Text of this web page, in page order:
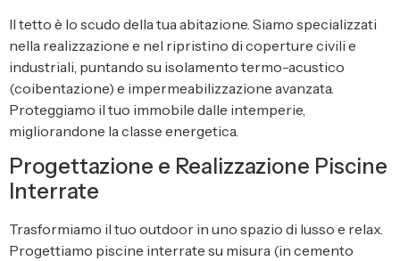
Il tetto è lo scudo della tua abitazione. Siamo specializzati
nella realizzazione e nel ripristino di coperture civili e
industriali, puntando su isolamento termo-acustico
(coibentazione) e impermeabilizzazione avanzata.
Proteggiamo il tuo immobile dalle intemperie,
migliorandone la classe energetica.
Progettazione e Realizzazione Piscine
Interrate
Trasformiamo il tuo outdoor in uno spazio di lusso e relax.
Progettiamo piscine interrate su misura (in cemento